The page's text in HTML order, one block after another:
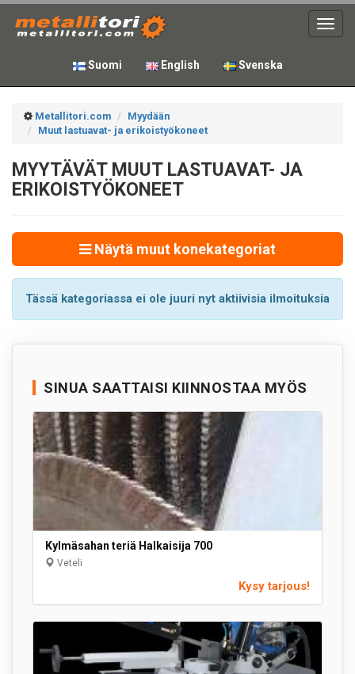
Suomi English Svenska
Metallitori.com
Myydään
Muut lastuavat- ja erikoistyökoneet
MYYTÄVÄT MUUT LASTUAVAT- JA
ERIKOISTYÖKONEET
Näytä muut konekategoriat
Tässä kategoriassa ei ole juuri nyt aktiivisia ilmoituksia
SINUA SAATTAISI KIINNOSTAA MYÖS
Kylmäsahan teriä Halkaisija 700
Veteli
Kysy tarjous!